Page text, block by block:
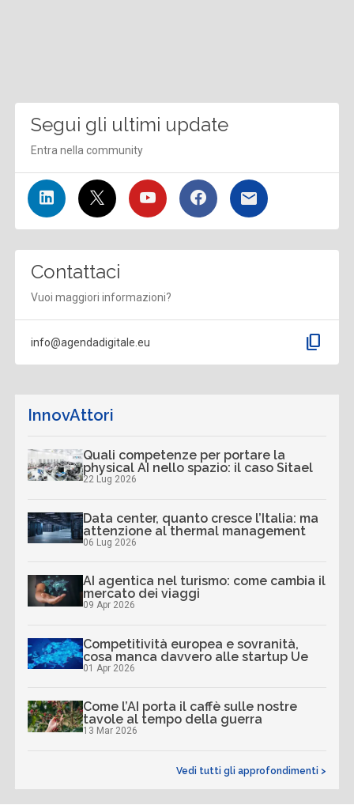
Segui gli ultimi update
Entra nella community
Contattaci
Vuoi maggiori informazioni?
info@agendadigitale.eu content_copy
InnovAttori
Quali competenze per portare la
physical AI nello spazio: il caso Sitael
22 Lug 2026
Data center, quanto cresce l’Italia: ma
attenzione al thermal management
06 Lug 2026
AI agentica nel turismo: come cambia il
mercato dei viaggi
09 Apr 2026
Competitività europea e sovranità,
cosa manca davvero alle startup Ue
01 Apr 2026
Come l’AI porta il caffè sulle nostre
tavole al tempo della guerra
13 Mar 2026
Vedi tutti gli approfondimenti >